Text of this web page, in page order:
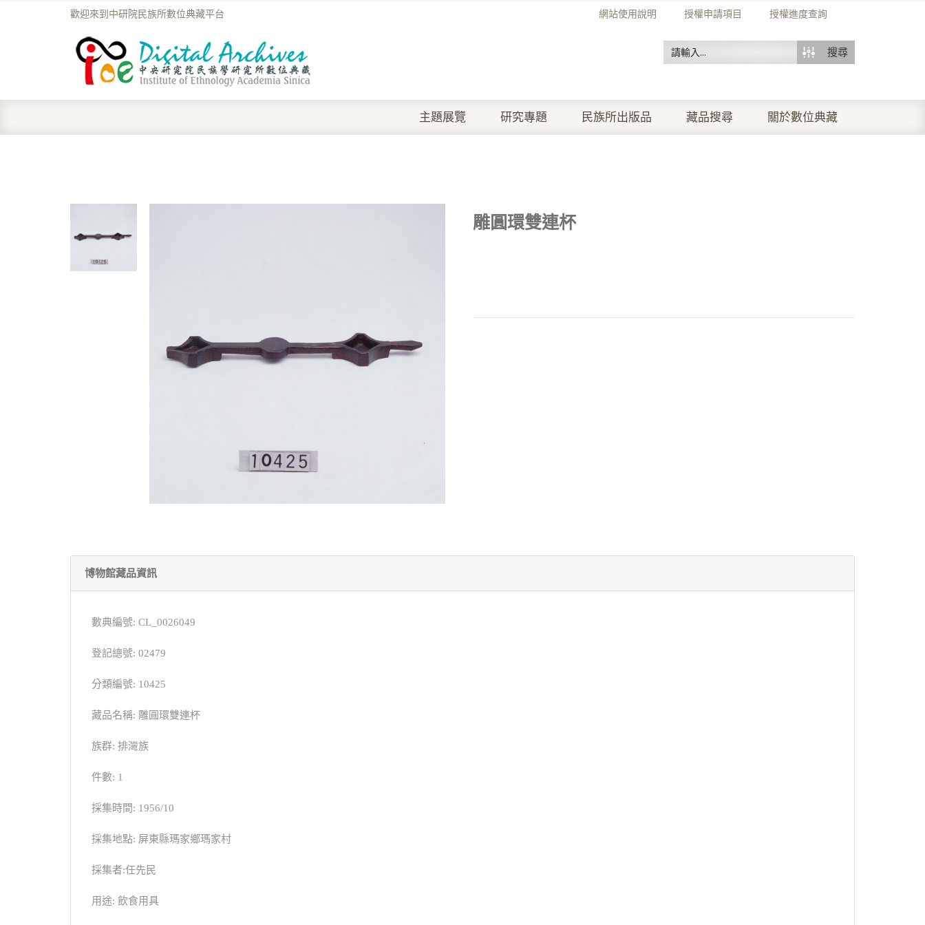
網站使用說明 授權申請項目 授權進度查詢
歡迎來到中研院民族所數位典藏平台
搜尋
主題展覽 研究專題 民族所出版品 藏品搜尋 關於數位典藏
雕圓環雙連杯
博物館藏品資訊
數典編號: CL_0026049
登記總號: 02479
分類編號: 10425
藏品名稱: 雕圓環雙連杯
族群: 排灣族
件數: 1
採集時間: 1956/10
採集地點: 屏東縣瑪家鄉瑪家村
採集者:任先民
用途: 飲食用具